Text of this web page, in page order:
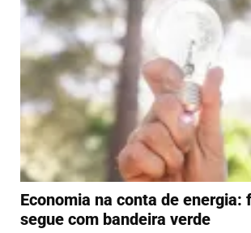
Economia na conta de energia:
segue com bandeira verde